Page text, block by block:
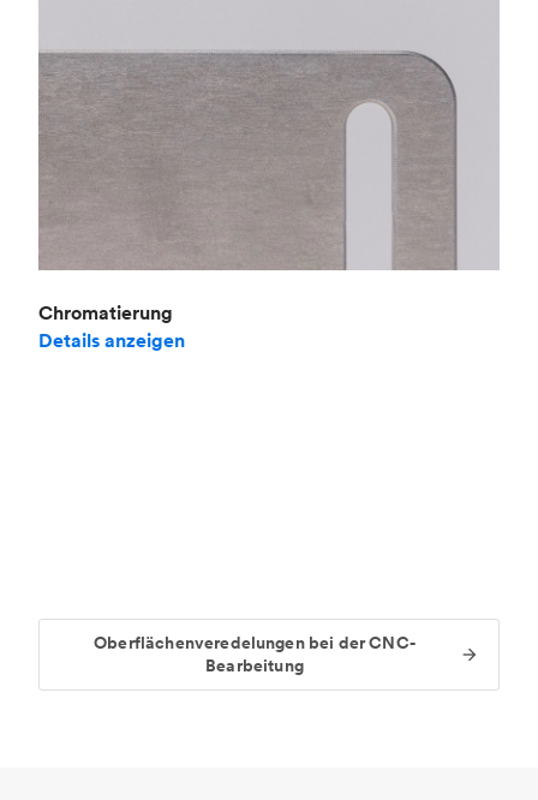
Chromatierung
Details anzeigen
Oberflächenveredelungen bei der CNC-
Bearbeitung